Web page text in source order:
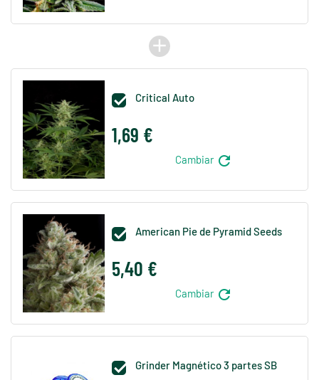
add
 Critical Auto
1,69 €
Cambiar refresh
 American Pie de Pyramid Seeds
5,40 €
Cambiar refresh
 Grinder Magnético 3 partes SB